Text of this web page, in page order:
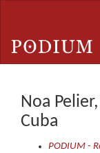
principal
Barra
Noa
Cuba
PODIUM -